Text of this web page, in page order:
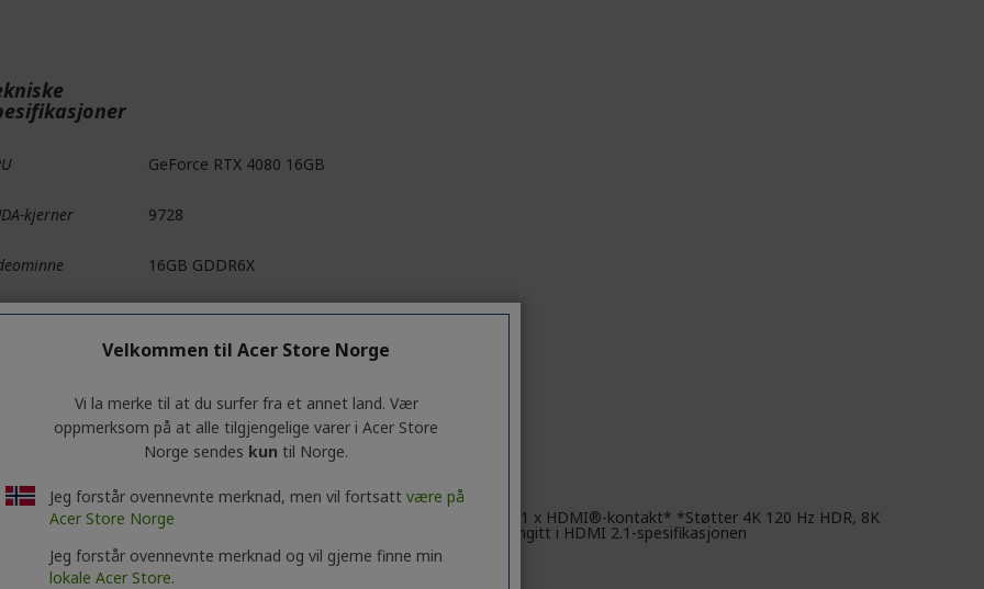
GeForce RTX 4080 16GB
kjerner 9728
16GB GDDR6X
256-biters
22,4 Gbps
4.0 16x
3 x DisplayPort 1.4a (opptil 7680 x 4320 ved 60 Hz), 1 x HDMI®-kontakt* *Støtter 4K 120 Hz HDR, 8K
60 Hz HDR og variabel oppdateringsfrekvens som angitt i HDMI 2.1-spesifikasjonen
støtte
2.3
Velkommen til Acer Store Norge
Vi la merke til at du surfer fra et annet land. Vær
oppmerksom på at alle tilgjengelige varer i Acer Store
Norge sendes kun til Norge.
Jeg forstår ovennevnte merknad, men vil fortsatt være på
Acer Store Norge
Jeg forstår ovennevnte merknad og vil gjerne finne min
lokale Acer Store.